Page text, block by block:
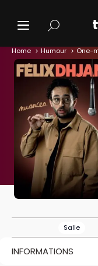
Home Humour One-
Salle
INFORMATIONS